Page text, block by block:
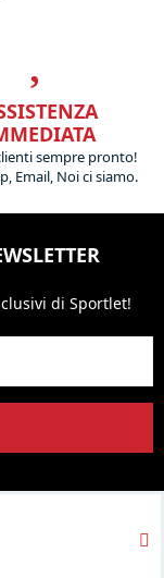
sempre pronto!
Email, Noi ci siamo.
di Sportlet!